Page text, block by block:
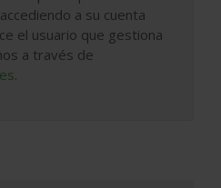
a su cuenta
el usuario que gestiona
a través de
.